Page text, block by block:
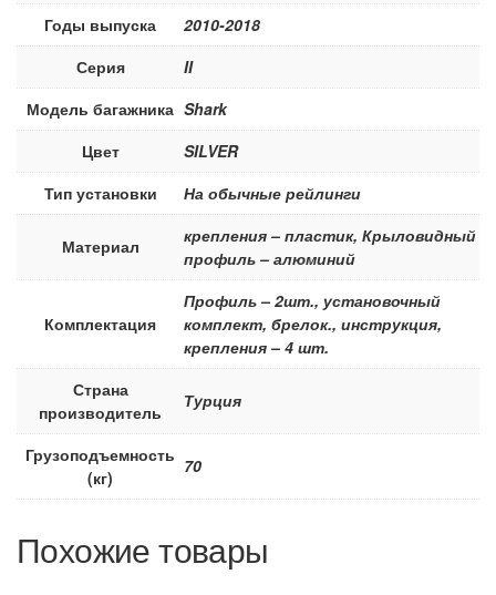
Годы выпуска
2010-2018
Серия
II
Модель багажника Shark
Цвет
SILVER
Тип установки
На обычные рейлинги
Материал
крепления – пластик, Крыловидный
профиль – алюминий
Комплектация
Профиль – 2шт., установочный
комплект, брелок., инструкция,
крепления – 4 шт.
Страна
производитель
Турция
Грузоподъемность
(кг)
70
Похожие товары